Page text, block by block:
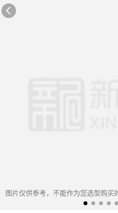
图片仅供参考，不能作为您选型购买